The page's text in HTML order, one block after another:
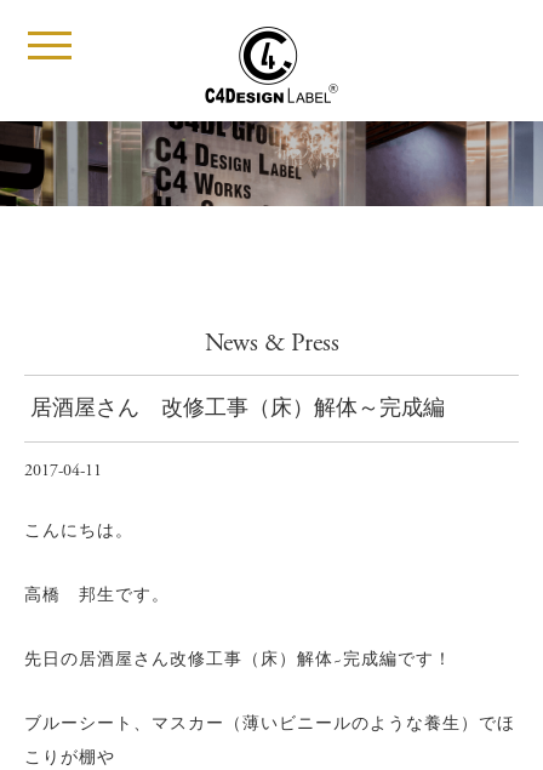
t
o
l
e
n
a
n
News & Press
居酒屋さん 改修工事（床）解体～完成編
2017-04-11
こんにちは。
高橋 邦生です。
先日の居酒屋さん改修工事（床）解体~完成編です！
ブルーシート、マスカー（薄いビニールのような養生）でほ
こりが棚や